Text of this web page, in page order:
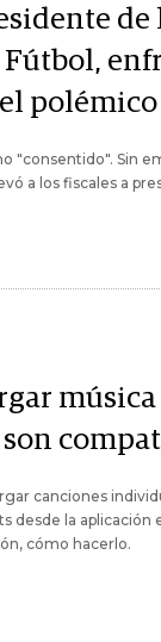
de
Fútbol,
polémico
"consentido". Sin
a los fiscales a
canciones
desde la aplicación
cómo hacerlo.